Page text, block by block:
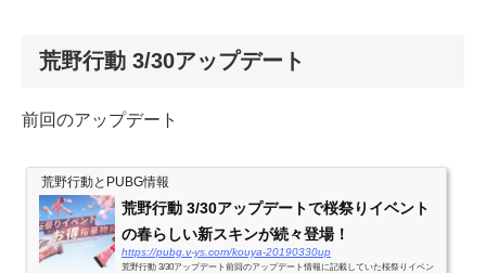
荒野行動 3/30アップデート
前回のアップデート
荒野行動とPUBG情報
荒野行動 3/30アップデートで桜祭りイベント
の春らしい新スキンが続々登場！
https://pubg.v-ys.com/kouya-20190330up
荒野行動 3/30アップデート前回のアップデート情報に記載していた桜祭りイベン